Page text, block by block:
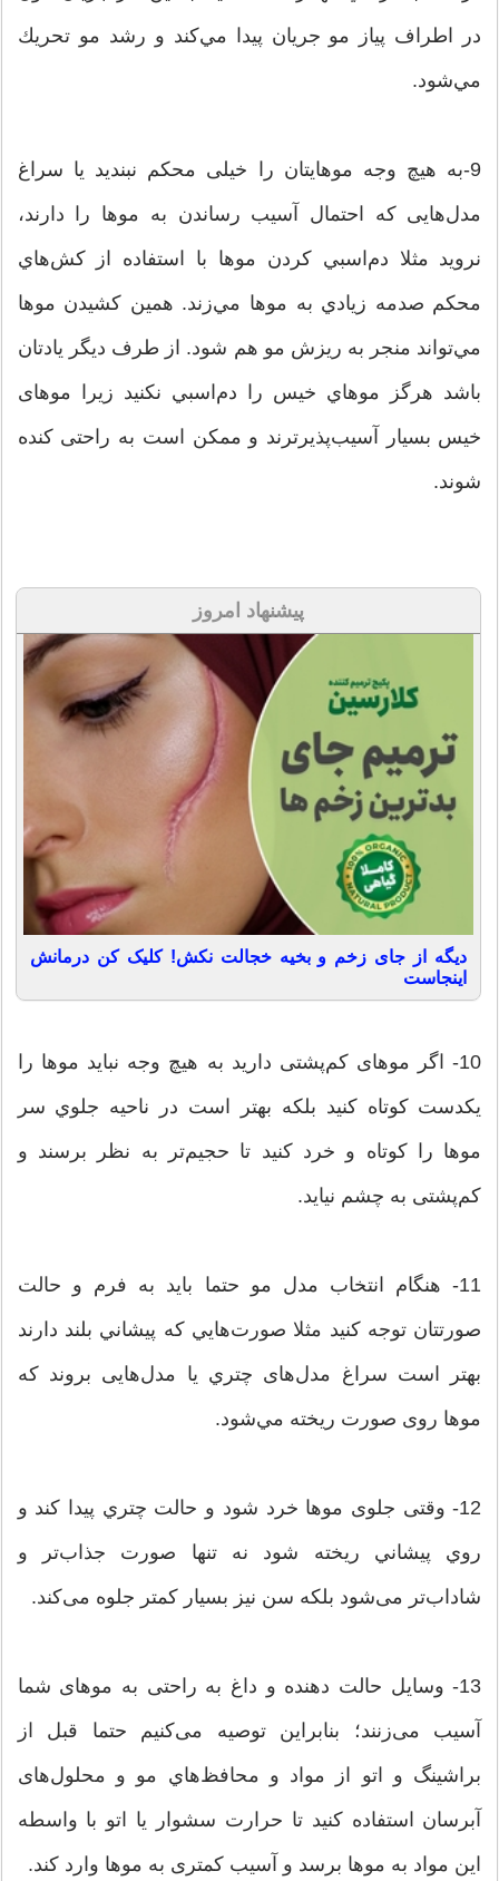
در اطراف پياز مو جريان پيدا مي‌كند و رشد مو تحريك
مي‌شود.
9-به هیچ وجه موهایتان را خیلی محکم نبندید یا سراغ
مدل‌هایی که احتمال آسیب رساندن به موها را دارند،
نروید مثلا دم‌اسبي كردن موها با استفاده از كش‌هاي
محكم صدمه زيادي به موها مي‌زند. همین كشيدن موها
مي‌تواند منجر به ريزش مو هم شود. از طرف دیگر یادتان
باشد هرگز موهاي خيس را دم‌اسبي نكنيد زيرا موهای
خیس بسیار آسیب‌پذیرترند و ممکن است به راحتی کنده
شوند.
پیشنهاد امروز
دیگه از جای زخم و بخیه خجالت نکش! کلیک کن درمانش
اینجاست
10- اگر موهای کم‌پشتی دارید به هیچ وجه نباید موها را
یکدست كوتاه كنيد بلکه بهتر است در ناحيه جلوي سر
موها را كوتاه و خرد کنید تا حجیم‌تر به نظر برسند و
کم‌پشتی به چشم نیاید.
11- هنگام انتخاب مدل مو حتما باید به فرم و حالت
صورتتان توجه کنید مثلا صورت‌هايي كه پيشاني بلند دارند
بهتر است سراغ مدل‌های چتري یا مدل‌هایی بروند که
موها روی صورت ريخته مي‌شود.
12- وقتی جلوی موها خرد شود و حالت چتري پیدا کند و
روي پيشاني ريخته شود نه تنها صورت جذاب‌تر و
شاداب‌تر می‌‌شود بلکه سن نیز بسیار کمتر جلوه می‌کند.
13- وسایل حالت‌ دهنده و داغ به راحتی به موهای شما
آسیب می‌زنند؛ بنابراین توصیه می‌کنیم حتما قبل از
براشينگ و اتو از مواد و محافظ‌هاي مو ‌و محلول‌های
‌آبرسان استفاده کنید تا حرارت سشوار يا اتو با واسطه
این مواد به موها برسد و آسیب‌ کمتری به موها وارد ‌کند.